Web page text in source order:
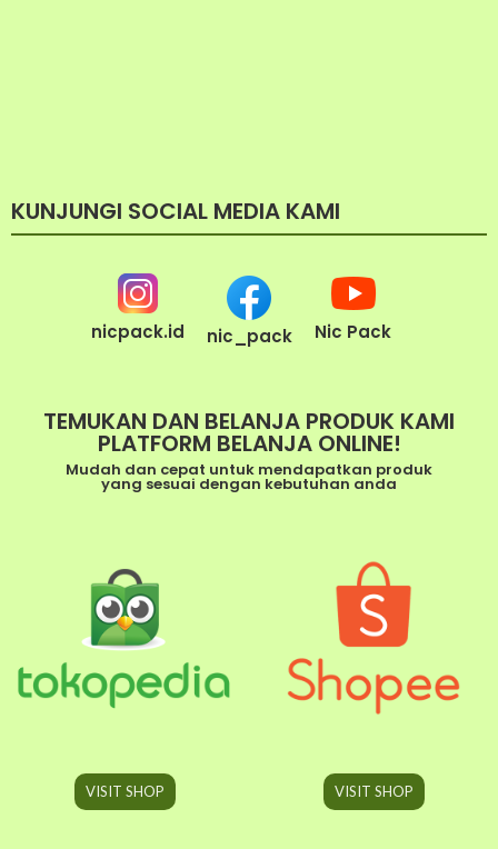
KUNJUNGI SOCIAL MEDIA KAMI
nicpack.id nic_pack Nic Pack
TEMUKAN DAN BELANJA PRODUK KAMI
PLATFORM BELANJA ONLINE!
Mudah dan cepat untuk mendapatkan produk
yang sesuai dengan kebutuhan anda
VISIT SHOP VISIT SHOP